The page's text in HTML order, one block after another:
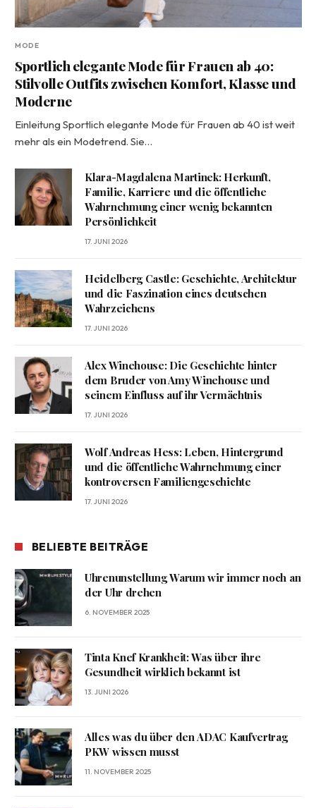
MODE
Sportlich elegante Mode für Frauen ab 40:
Stilvolle Outfits zwischen Komfort, Klasse und
Moderne
Einleitung Sportlich elegante Mode für Frauen ab 40 ist weit
mehr als ein Modetrend. Sie…
Klara-Magdalena Martinek: Herkunft,
Familie, Karriere und die öffentliche
Wahrnehmung einer wenig bekannten
Persönlichkeit
17. JUNI 2026
Heidelberg Castle: Geschichte, Architektur
und die Faszination eines deutschen
Wahrzeichens
17. JUNI 2026
Alex Winehouse: Die Geschichte hinter
dem Bruder von Amy Winehouse und
seinem Einfluss auf ihr Vermächtnis
17. JUNI 2026
Wolf Andreas Hess: Leben, Hintergrund
und die öffentliche Wahrnehmung einer
kontroversen Familiengeschichte
17. JUNI 2026
BELIEBTE BEITRÄGE
Uhrenunstellung Warum wir immer noch an
der Uhr drehen
6. NOVEMBER 2025
Tinta Knef Krankheit: Was über ihre
Gesundheit wirklich bekannt ist
13. JUNI 2026
Alles was du über den ADAC Kaufvertrag
PKW wissen musst
11. NOVEMBER 2025